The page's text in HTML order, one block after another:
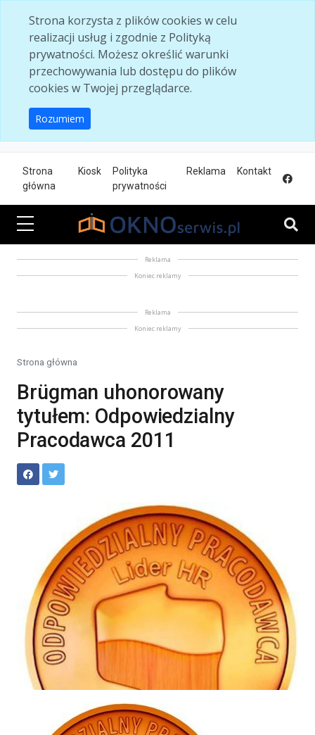
Strona korzysta z plików cookies w celu
realizacji usług i zgodnie z Polityką
prywatności. Możesz określić warunki
przechowywania lub dostępu do plików
cookies w Twojej przeglądarce.
Rozumiem
Strona
główna
Kiosk
Polityka
prywatności
Reklama Kontakt
Reklama
Koniec reklamy
Reklama
Koniec reklamy
Strona główna
Brügman uhonorowany
tytułem: Odpowiedzialny
Pracodawca 2011